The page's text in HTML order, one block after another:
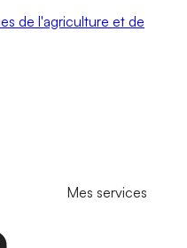
de l'agriculture et de
Mes services